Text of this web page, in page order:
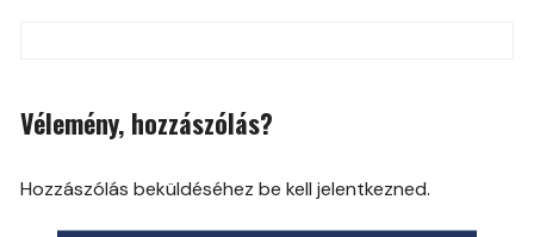
navigation
Vélemény, hozzászólás?
Hozzászólás beküldéséhez be kell jelentkezned.